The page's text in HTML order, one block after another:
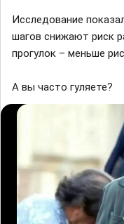
Исследование
шагов снижают риск
прогулок – меньше
А вы часто гуляете?